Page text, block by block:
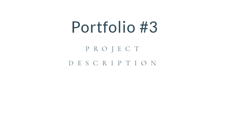
Portfolio #3
PROJECT
DESCRIPTION